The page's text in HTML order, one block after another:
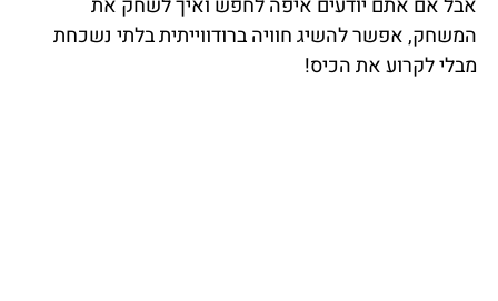
המשחק, אפשר להשיג חוויה ברודווייתית בלתי נשכחת
מבלי לקרוע את הכיס!